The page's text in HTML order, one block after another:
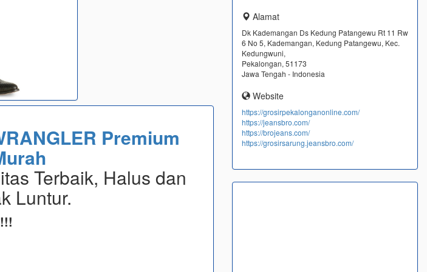
Premium
Terbaik, Halus dan
Luntur.
Alamat
Dk Kademangan Ds Kedung Patangewu Rt 11 Rw
6 No 5, Kademangan, Kedung Patangewu, Kec.
Kedungwuni,
Pekalongan, 51173
Jawa Tengah - Indonesia
Website
https://grosirpekalonganonline.com/
https://jeansbro.com/
https://brojeans.com/
https://grosirsarung.jeansbro.com/